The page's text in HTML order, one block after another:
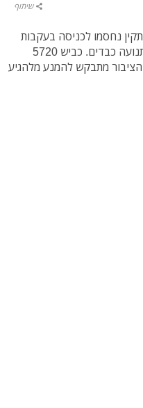
שיתוף
נחסמו לכניסה בעקבות
עומס המבקרים. במקום ישנם עומסי תנועה כבדים. כביש 5720
מתבקש להמנע מלהגיע